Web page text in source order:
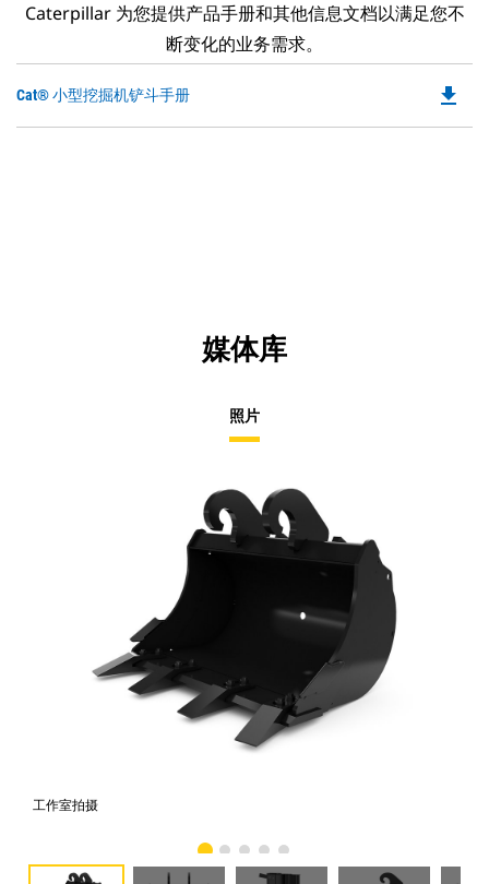
Caterpillar 为您提供产品手册和其他信息文档以满足您不
断变化的业务需求。
Cat® 小型挖掘机铲斗手册 file_download
媒体库
照片
工作室拍摄